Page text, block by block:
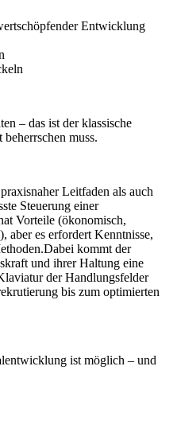
Entwicklung
– das ist der klassische
muss.
Leitfaden als auch
Steuerung einer
Vorteile (ökonomisch,
aber es erfordert Kenntnisse,
kommt der
und ihrer Haltung eine
der Handlungsfelder
bis zum optimierten
ist möglich – und